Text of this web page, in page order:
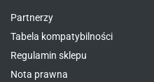
Partnerzy
Tabela kompatybilności
Regulamin sklepu
Nota prawna